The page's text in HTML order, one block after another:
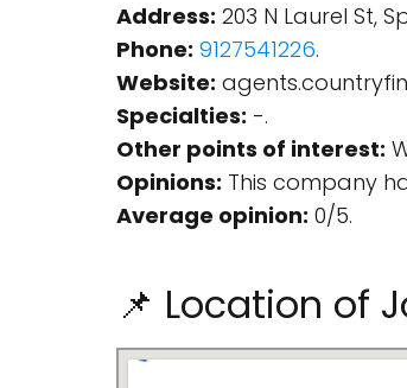
Address: 203 N Laurel St,
Phone: 9127541226.
Website:
Specialties: -.
Other points of interest:
Opinions: This company
Average opinion: 0/5.
📌 Location of